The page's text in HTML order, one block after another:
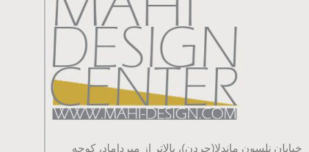
خیابان نلسون ماندلا(جردن)، بالاتر از میرداماد، کوچه